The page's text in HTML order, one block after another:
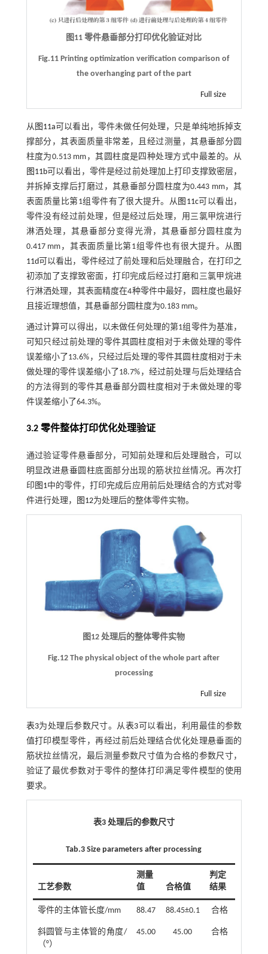
图11 零件悬垂部分打印优化验证对比
Fig.11 Printing optimization verification comparison of
the overhanging part of the part
Full size
从图11a 可以看出，零件未做任何处理，只是单纯地拆掉支
撑部分，其表面质量非常差，且经过测量，其悬垂部分圆
柱度为0.513 mm，其圆柱度是四种处理方式中最差的。从
图11b可以看出，零件是经过前处理加上打印支撑致密层，
并拆掉支撑后打磨过，其悬垂部分圆柱度为0.443 mm，其
表面质量比第1组零件有了很大提升。从图11c可以看出，
零件没有经过前处理，但是经过后处理，用三氯甲烷进行
淋洒处理，其悬垂部分变得光滑，其悬垂部分圆柱度为
0.417 mm，其表面质量比第1组零件也有很大提升。从图
11d可以看出，零件经过了前处理和后处理融合，在打印之
初添加了支撑致密面，打印完成后经过打磨和三氯甲烷进
行淋洒处理，其表面精度在4种零件中最好，圆柱度也最好
且接近理想值，其悬垂部分圆柱度为0.183 mm。
通过计算可以得出，以未做任何处理的第1组零件为基准，
可知只经过前处理的零件其圆柱度相对于未做处理的零件
误差缩小了13.6%，只经过后处理的零件其圆柱度相对于未
做处理的零件误差缩小了18.7%，经过前处理与后处理结合
的方法得到的零件其悬垂部分圆柱度相对于未做处理的零
件误差缩小了64.3%。
3.2 零件整体打印优化处理验证
通过验证零件悬垂部分，可知前处理和后处理融合，可以
明显改进悬垂圆柱底面部分出现的筋状拉丝情况。再次打
印 图1中的零件，打印完成后应用前后处理结合的方式对零
件进行处理，
图12为处理后的整体零件实物。
图12 处理后的整体零件实物
Fig.12 The physical object of the whole part after
processing
Full size
表3为处理后参数尺寸。从表3 可以看出，利用最佳的参数
值打印模型零件，再经过前后处理结合优化处理悬垂面的
筋状拉丝情况，最后测量参数尺寸值为合格的参数尺寸，
验证了最优参数对于零件的整体打印满足零件模型的使用
要求。
表3 处理后的参数尺寸
Tab.3 Size parameters after processing
工艺参数
测量
值
合格值
判定
结果
零件的主体管长度/mm 88.47 88.45±0.1 合格
斜圆管与主体管的角度/
（°）
45.00 45.00 合格